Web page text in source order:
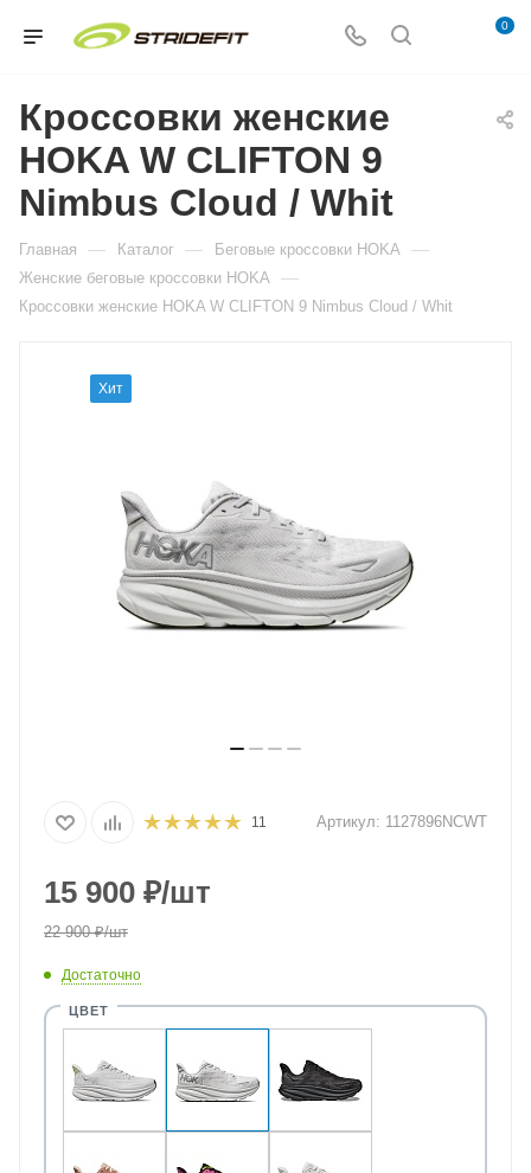
0
Кроссовки женские
HOKA W CLIFTON 9
Nimbus Cloud / Whit
Главная — Каталог — Беговые кроссовки HOKA —
Женские беговые кроссовки HOKA —
Кроссовки женские HOKA W CLIFTON 9 Nimbus Cloud / Whit
Хит
11 Артикул: 1127896NCWT
15 900 ₽/шт
22 900₽/шт
Достаточно